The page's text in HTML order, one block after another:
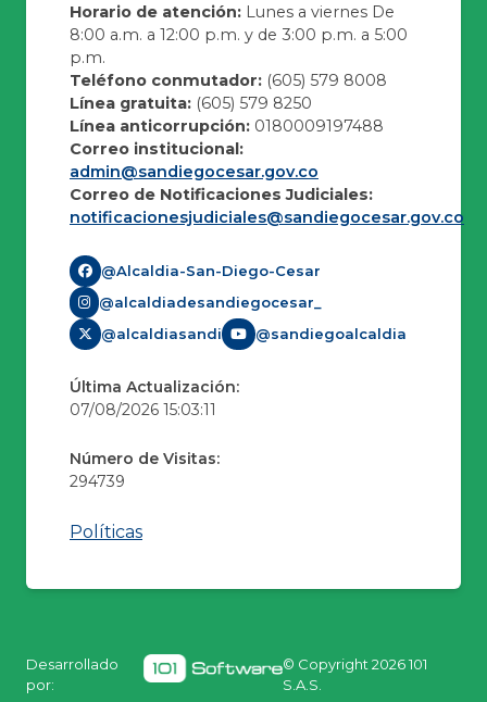
Horario de atención: Lunes a viernes De
8:00 a.m. a 12:00 p.m. y de 3:00 p.m. a 5:00
p.m.
Teléfono conmutador: (605) 579 8008
Línea gratuita: (605) 579 8250
Línea anticorrupción: 0180009197488
Correo institucional:
admin@sandiegocesar.gov.co
Correo de Notificaciones Judiciales:
notificacionesjudiciales@sandiegocesar.gov.co
@Alcaldia-San-Diego-Cesar
@alcaldiadesandiegocesar_
@alcaldiasandi
@sandiegoalcaldia
Última Actualización:
07/08/2026 15:03:11
Número de Visitas:
294739
Políticas
Desarrollado
por:
© Copyright2026 101
S.A.S.